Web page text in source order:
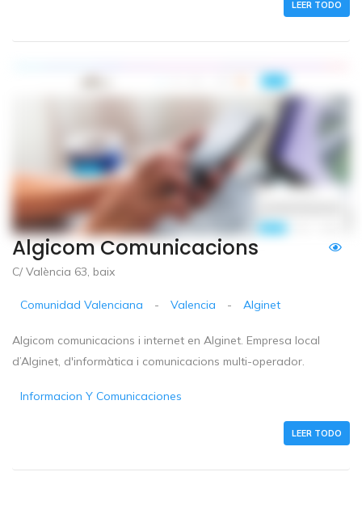
LEER TODO
Algicom Comunicacions
C/ València 63, baix
Comunidad Valenciana - Valencia - Alginet
Algicom comunicacions i internet en Alginet. Empresa local
d’Alginet, d'informàtica i comunicacions multi-operador.
Informacion Y Comunicaciones
LEER TODO